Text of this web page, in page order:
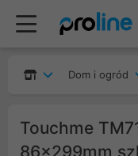
Dom i ogród
Touchme
86x299mm